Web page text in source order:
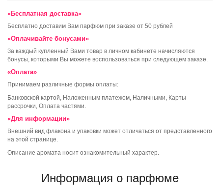
«Бесплатная доставка»
Бесплатно доставим Вам парфюм при заказе от 50 рублей
«Оплачивайте бонусами»
За каждый купленный Вами товар в личном кабинете начисляются
бонусы, которыми Вы можете воспользоваться при следующем заказе.
«Оплата»
Принимаем различные формы оплаты:
Банковской картой, Наложенным платежом, Наличными, Карты
рассрочки, Оплата частями.
«Для информации»
Внешний вид флакона и упаковки может отличаться от представленного
на этой странице.
Описание аромата носит ознакомительный характер.
Информация о парфюме